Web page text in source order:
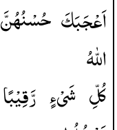
اَعْجَبَكَ حُسْنُهُنَّ
اللّٰهُ
كُلِّ شَیْءٍ رَّقِیْبًا